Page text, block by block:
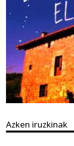
Azken iruzkinak